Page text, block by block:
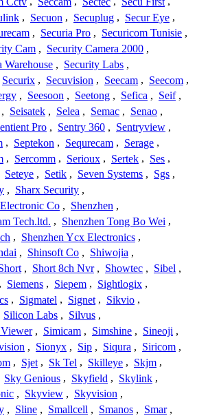
, Secuon , Secuplug , Secur Eye ,
, Securia Pro , Securicom Tunisie ,
Cam , Security Camera 2000 ,
Warehouse , Security Labs ,
Securix , Secuvision , Seecam , Seecom ,
, Seesoon , Seetong , Sefica , Seif ,
, Seisatek , Selea , Semac , Senao ,
Pro , Sentry 360 , Sentryview ,
, Septekon , Sequrecam , Serage ,
, Sercomm , Serioux , Sertek , Ses ,
Seteye , Setik , Seven Systems , Sgs ,
, Sharx Security ,
Co , Shenzhen ,
Tech.ltd. , Shenzhen Tong Bo Wei ,
, Shenzhen Ycx Electronics ,
, Shinsoft Co , Shiwojia ,
, Short 8ch Nvr , Showtec , Sibel ,
, Siemens , Siepem , Sightlogix ,
, Sigmatel , Signet , Sikvio ,
Silicon Labs , Silvus ,
, Simicam , Simshine , Sineoji ,
, Sionyx , Sip , Siqura , Siricom ,
, Sjet , Sk Tel , Skilleye , Skjm ,
Sky Genious , Skyfield , Skylink ,
, Skyview , Skyvision ,
, Sline , Smallcell , Smanos , Smar ,